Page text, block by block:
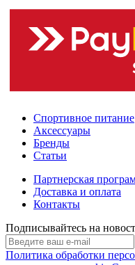
Спортивное питание
Аксессуары
Бренды
Статьи
Партнерская
Доставка и оплата
Контакты
Подписывайтесь на
Политика обработки